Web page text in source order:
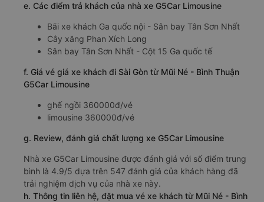
e. Các điểm trả khách của nhà xe G5Car Limousine
Bãi xe khách Ga quốc nội - Sân bay Tân Sơn Nhất
Cây xăng Phan Xích Long
Sân bay Tân Sơn Nhất - Cột 15 Ga quốc tế
f. Giá vé giá xe khách đi Sài Gòn từ Mũi Né - Bình Thuận
G5Car Limousine
ghế ngồi 360000đ/vé
limousine 360000đ/vé
g. Review, đánh giá chất lượng xe G5Car Limousine
Nhà xe G5Car Limousine được đánh giá với số điểm trung
bình là 4.9/5 dựa trên 547 đánh giá của khách hàng đã
trải nghiệm dịch vụ của nhà xe này.
h. Thông tin liên hệ, đặt mua vé xe khách từ Mũi Né - Bình